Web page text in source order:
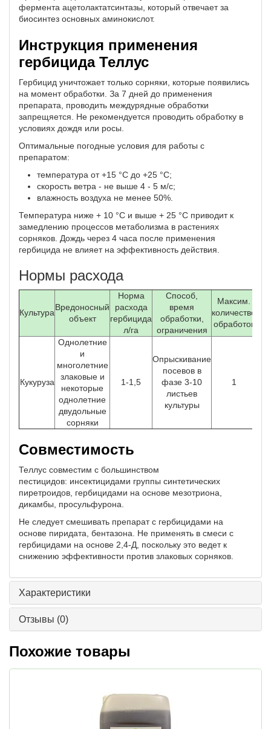
фермента ацетолактатсинтазы, который отвечает за
биосинтез основных аминокислот.
Инструкция применения
гербицида Теллус
Гербицид уничтожает только сорняки, которые появились
на момент обработки. За 7 дней до применения
препарата, проводить междурядные обработки
запрещяется. Не рекомендуется проводить обработку в
условиях дождя или росы.
Оптимальные погодные условия для работы с
препаратом:
температура от +15 °С до +25 °С;
скорость ветра - не выше 4 - 5 м/с;
влажность воздуха не менее 50%.
Температура ниже + 10 °С и выше + 25 °С приводит к
замедлению процессов метаболизма в растениях
сорняков. Дождь через 4 часа после применения
гербицида не влияет на эффективность действия.
Нормы расхода
Культура
Вредоносный
объект
Норма
расхода
гербицида
л/га
Способ,
время
обработки,
ограничения
Максим.
количество
обработок
Кукуруза
Однолетние
и
многолетние
злаковые и
некоторые
однолетние
двудольные
сорняки
1-1,5
Опрыскивание
посевов в
фазе 3-10
листьев
культуры
1
Совместимость
Теллус совместим с большинством
пестицидов: инсектицидами группы синтетических
пиретроидов, гербицидами на основе мезотриона,
дикамбы, просульфурона.
Не следует смешивать препарат с гербицидами на
основе пиридата, бентазона. Не применять в смеси с
гербицидами на основе 2,4-Д, поскольку это ведет к
снижению эффективности против злаковых сорняков.
Характеристики
Отзывы (0)
Похожие товары